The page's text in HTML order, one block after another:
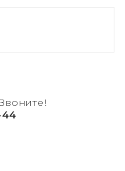
44